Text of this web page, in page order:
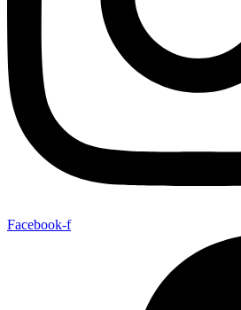
Facebook-f